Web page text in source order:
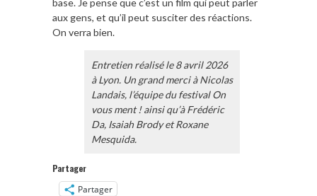
base. Je pense que c’est un film qui peut parler
aux gens, et qu’il peut susciter des réactions.
On verra bien.
Entretien réalisé le 8 avril 2026
à Lyon. Un grand merci à Nicolas
Landais, l’équipe du festival On
vous ment ! ainsi qu’à Frédéric
Da, Isaiah Brody et Roxane
Mesquida.
Partager
Partager